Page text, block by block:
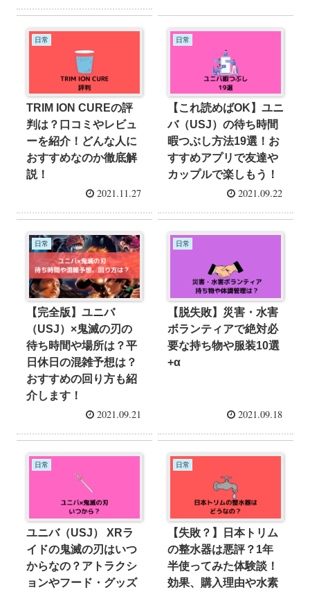
日常
TRIM ION CUREの評
判は？口コミやレビュ
ーを紹介！どんな人に
おすすめなのか徹底解
説！
2021.11.27
日常
【これ読めばOK】ユニ
バ（USJ）の待ち時間
暇つぶし方法19選！お
すすめアプリで友達や
カップルで楽しもう！
2021.09.22
日常
【完全版】ユニバ
（USJ）×鬼滅の刃の
待ち時間や場所は？平
日休日の混雑予想は？
おすすめの回り方も紹
介します！
2021.09.21
日常
【脱失敗】災害・水害
ボランティアで絶対必
要な持ち物や服装10選
+α
2021.09.18
日常
ユニバ（USJ） XRラ
イドの鬼滅の刃はいつ
からなの？アトラクシ
ョンやフード・グッズ
日常
【失敗？】日本トリム
の整水器は悪評？1年
半使ってみた体験談！
効果、購入理由や水素